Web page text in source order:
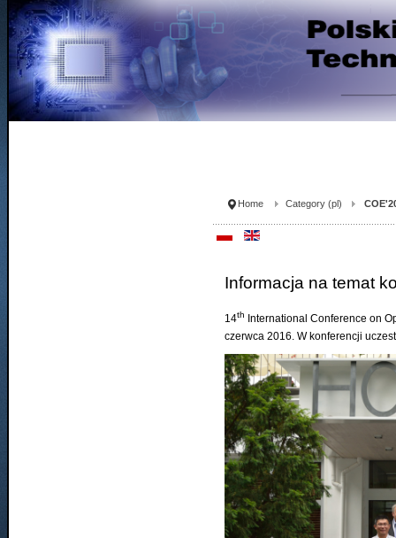
Home Category (pl)
Informacja na temat
14th International Conference on
czerwca 2016. W konferencji